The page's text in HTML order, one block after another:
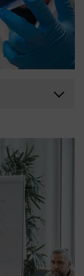
politique
proposer
réduction
posant
avec la
les